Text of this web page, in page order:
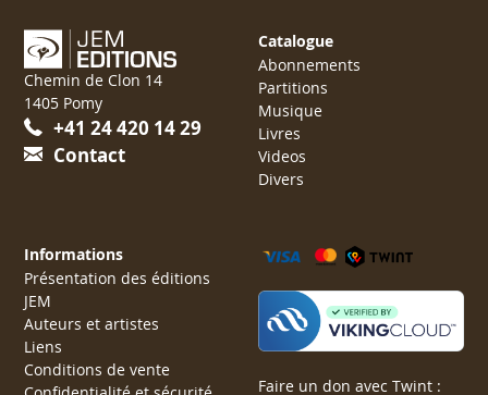
Chemin de Clon 14
1405 Pomy
+41 24 420 14 29
Contact
Catalogue
Abonnements
Partitions
Musique
Livres
Videos
Divers
Informations
Présentation des éditions
JEM
Auteurs et artistes
Liens
Conditions de vente
Faire un don avec Twint :